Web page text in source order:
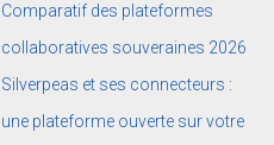
Comparatif des plateformes
collaboratives souveraines 2026
Silverpeas et ses connecteurs :
une plateforme ouverte sur votre